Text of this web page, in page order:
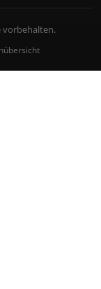
vorbehalten.